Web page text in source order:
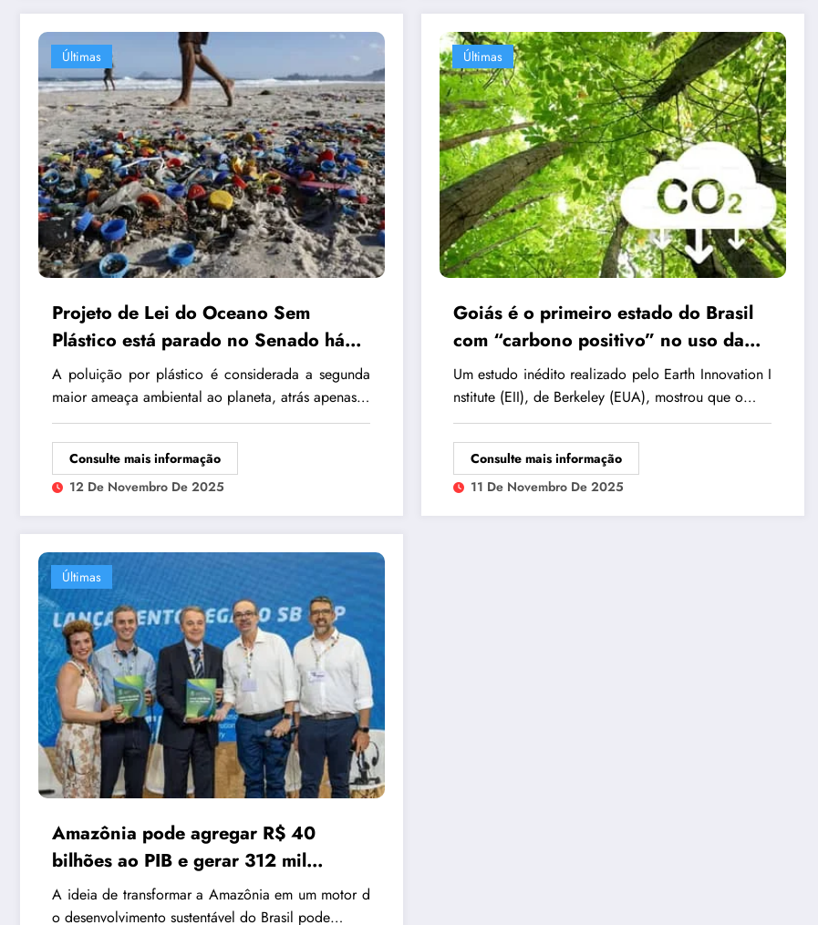
Últimas
Projeto de Lei do Oceano Sem
Plástico está parado no Senado há
mais de 600 dias
A poluição por plástico é considerada a segunda
maior ameaça ambiental ao planeta, atrás apenas…
Consulte mais informação
12 De Novembro De 2025
Últimas
Goiás é o primeiro estado do Brasil
com “carbono positivo” no uso da
terra, revela pesquisa
Um estudo inédito realizado pelo Earth Innovation I
nstitute (EII), de Berkeley (EUA), mostrou que o…
Consulte mais informação
11 De Novembro De 2025
Últimas
Amazônia pode agregar R$ 40
bilhões ao PIB e gerar 312 mil
empregos com economia verde,
aponta CNI
A ideia de transformar a Amazônia em um motor d
o desenvolvimento sustentável do Brasil pode…